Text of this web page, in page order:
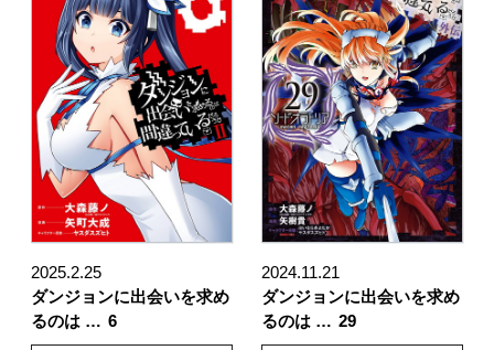
2025.2.25
ダンジョンに出会いを求め
るのは … 6
2024.11.21
ダンジョンに出会いを求め
るのは … 29